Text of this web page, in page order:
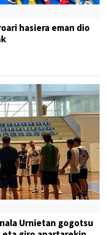
hasiera eman dio
Urnietan gogotsu